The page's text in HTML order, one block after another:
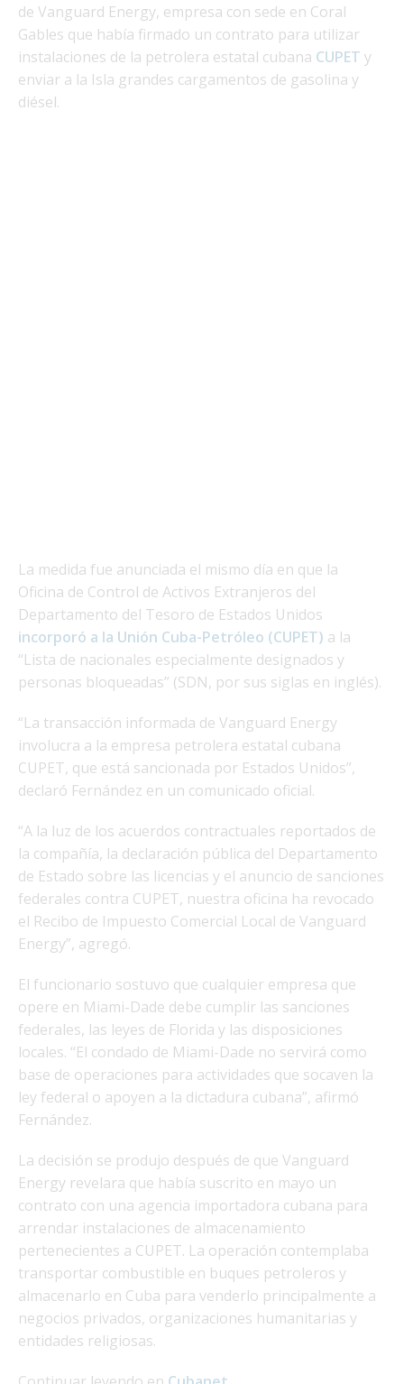
de Vanguard Energy, empresa con sede en Coral
Gables que había firmado un contrato para utilizar
instalaciones de la petrolera estatal cubana CUPET y
enviar a la Isla grandes cargamentos de gasolina y
diésel.
La medida fue anunciada el mismo día en que la
Oficina de Control de Activos Extranjeros del
Departamento del Tesoro de Estados Unidos
incorporó a la Unión Cuba-Petróleo (CUPET) a la
“Lista de nacionales especialmente designados y
personas bloqueadas” (SDN, por sus siglas en inglés).
“La transacción informada de Vanguard Energy
involucra a la empresa petrolera estatal cubana
CUPET, que está sancionada por Estados Unidos”,
declaró Fernández en un comunicado oficial.
“A la luz de los acuerdos contractuales reportados de
la compañía, la declaración pública del Departamento
de Estado sobre las licencias y el anuncio de sanciones
federales contra CUPET, nuestra oficina ha revocado
el Recibo de Impuesto Comercial Local de Vanguard
Energy”, agregó.
El funcionario sostuvo que cualquier empresa que
opere en Miami-Dade debe cumplir las sanciones
federales, las leyes de Florida y las disposiciones
locales. “El condado de Miami-Dade no servirá como
base de operaciones para actividades que socaven la
ley federal o apoyen a la dictadura cubana”, afirmó
Fernández.
La decisión se produjo después de que Vanguard
Energy revelara que había suscrito en mayo un
contrato con una agencia importadora cubana para
arrendar instalaciones de almacenamiento
pertenecientes a CUPET. La operación contemplaba
transportar combustible en buques petroleros y
almacenarlo en Cuba para venderlo principalmente a
negocios privados, organizaciones humanitarias y
entidades religiosas.